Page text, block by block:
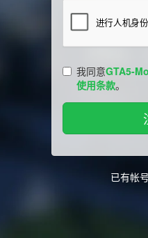
我同意GTA5-
使用条款。
已有帐